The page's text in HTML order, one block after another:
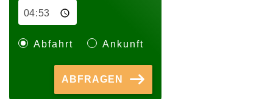
Abfahrt Ankunft
ABFRAGEN